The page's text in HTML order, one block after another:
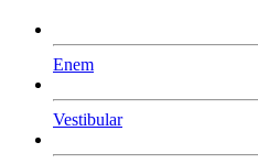
Enem
Vestibular